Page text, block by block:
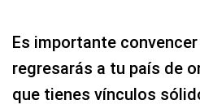
Es importante
regresarás a tu país de
que tienes vínculos